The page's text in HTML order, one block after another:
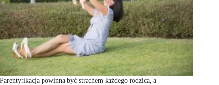
Parentyfikacja powinna być strachem każdego rodzica, a